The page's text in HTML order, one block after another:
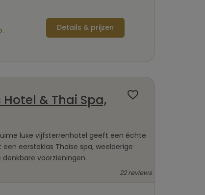
Details & prijzen
& Thai Spa,
luxe vijfsterrenhotel geeft een échte
eersteklas Thaise spa, weelderige
voorzieningen.
22 reviews